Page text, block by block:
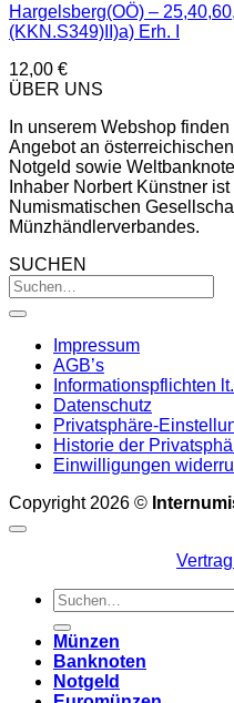
Hargelsberg(OÖ) –
(KKN.S349)II)a) Erh. I
12,00 €
ÜBER UNS
In unserem Webshop
Angebot an
Notgeld sowie
Inhaber Norbert Künstner
Numismatischen
Münzhändlerverbandes.
SUCHEN
Impressum
AGB’s
Informationspflichten
Datenschutz
Privatsphäre-
Historie der
Einwilligungen
Copyright 2026 ©
Suchen
nach:
Münzen
Banknoten
Notgeld